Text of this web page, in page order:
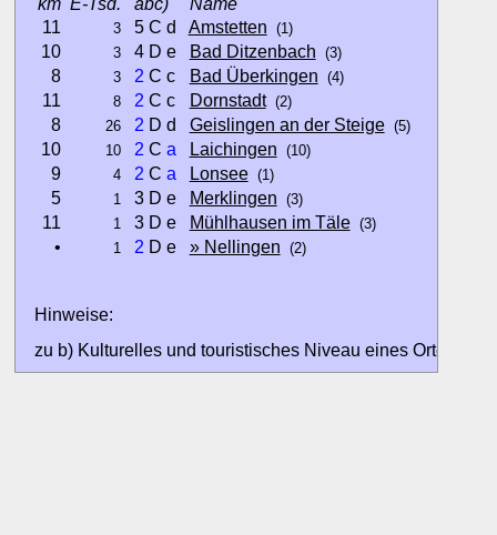
11
3 5 C d Amstetten (1)
10 3 4 D e Bad Ditzenbach (3)
8 3 2 C c Bad Überkingen (4)
11 8 2 C c Dornstadt (2)
8 26 2 D d Geislingen an der Steige (5)
10 10 2 C a Laichingen (10)
9 4 2 C a Lonsee (1)
5 1 3 D e Merklingen (3)
11 1 3 D e Mühlhausen im Täle (3)
• 1 2 D e » Nellingen (2)
Hinweise:
zu b) Kulturelles und touristisches Niveau eines Ortes